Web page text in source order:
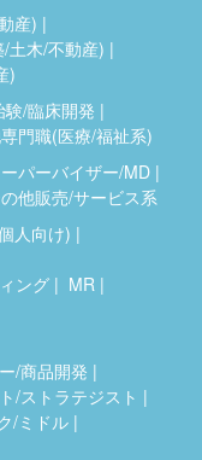
産)
土木/不動産)
)
験/臨床開発
門職(医療/福祉系)
パーバイザー/MD
他販売/サービス系
人向け)
ング
MR
/商品開発
/ストラテジスト
/ミドル